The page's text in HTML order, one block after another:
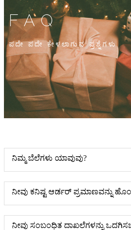
FAQ
ಪದೇ ಪದೇ ಕೇಳಲಾಗುವ ಪ್ರಶ್ನೆಗಳು
ನಿಮ್ಮ ಬೆಲೆಗಳು ಯಾವುವು?
ನೀವು ಕನಿಷ್ಟ ಆರ್ಡರ್ ಪ್ರಮಾಣವನ್ನು
ನೀವು ಸಂಬಂಧಿತ ದಾಖಲೆಗಳನ್ನು